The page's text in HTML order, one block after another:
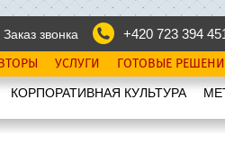
Заказ звонка
+420 723 394
УСЛУГИ ГОТОВЫЕ
КОРПОРАТИВНАЯ КУЛЬТУРА